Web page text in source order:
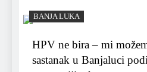
BANJA LUKA
HPV ne bira – mi
sastanak u Banjaluci